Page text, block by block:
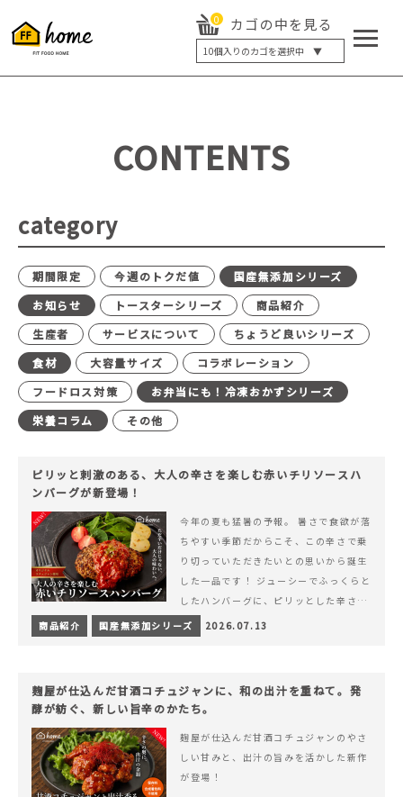
0 カゴの中を見る
10個入りのカゴを選択中 ▼
5個入り
20個入り
最大12%OFF
CONTENTS
category
期間限定 今週のトクだ値
国産無添加シリーズ
お知らせ
トースターシリーズ
商品紹介
生産者
サービスについて
ちょうど良いシリーズ
食材
大容量サイズ
コラボレーション
フードロス対策
お弁当にも！冷凍おかずシリーズ
栄養コラム
その他
ピリッと刺激のある、大人の辛さを楽しむ赤いチリソースハ
ンバーグが新登場！
今年の夏も猛暑の予報。 暑さで食欲が落
ちやすい季節だからこそ、この辛さで乗
り切っていただきたいとの思いから誕生
した一品です！ ジューシーでふっくらと
したハンバーグに、ピリッとした辛さと
コク深い旨みが楽しめる特製チリソース
&hellip; 続きを読む ピリッと刺激のあ
商品紹介 国産無添加シリーズ 2026.07.13
麹屋が仕込んだ甘酒コチュジャンに、和の出汁を重ねて。発
酵が紡ぐ、新しい旨辛のかたち。
麹屋が仕込んだ甘酒コチュジャンのやさ
しい甘みと、出汁の旨みを活かした新作
が登場！